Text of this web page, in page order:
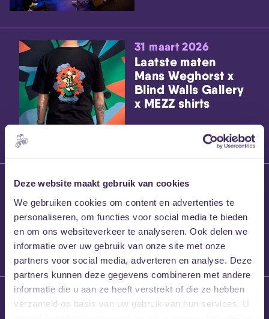
Deze website maakt gebruik van cookies
We gebruiken cookies om content en advertenties te
personaliseren, om functies voor social media te bieden
en om ons websiteverkeer te analyseren. Ook delen we
informatie over uw gebruik van onze site met onze
partners voor social media, adverteren en analyse. Deze
partners kunnen deze gegevens combineren met andere
informatie die u aan ze heeft verstrekt of die ze hebben
verzameld op basis van uw gebruik van hun services. U
31 maart 2026
Laatste maten
Mans Weghorst x
Blind Walls Gallery
x MEZZ shirts
27 maart 2026
Willem’s Blog:
Frans Kalf
26 maart 2026
Willem’s Blog: High